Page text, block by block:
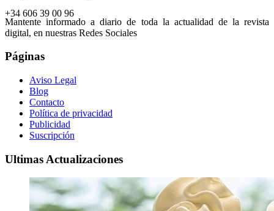
+34 606 39 00 96
Mantente informado a diario de toda la actualidad de la revista
digital, en nuestras Redes Sociales
Páginas
Aviso Legal
Blog
Contacto
Política de privacidad
Publicidad
Suscripción
Ultimas Actualizaciones